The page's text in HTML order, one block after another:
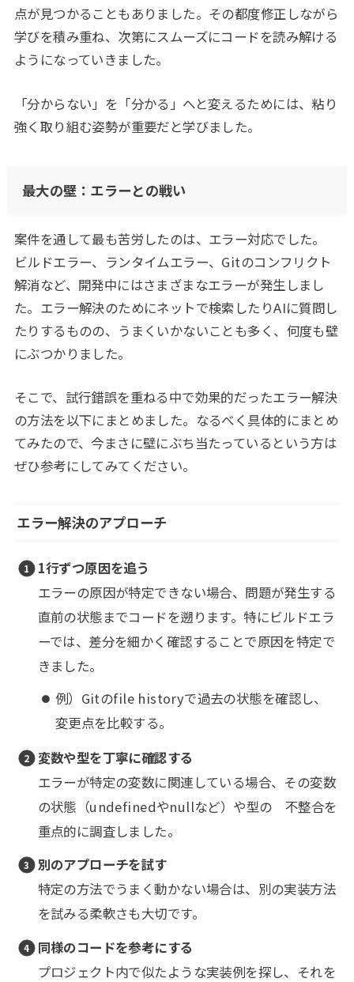
点が見つかることもありました。その都度修正しながら
学びを積み重ね、次第にスムーズにコードを読み解ける
ようになっていきました。
「分からない」を「分かる」へと変えるためには、粘り
強く取り組む姿勢が重要だと学びました。
最大の壁：エラーとの戦い
案件を通して最も苦労したのは、エラー対応でした。
ビルドエラー、ランタイムエラー、Gitのコンフリクト
解消など、開発中にはさまざまなエラーが発生しまし
た。エラー解決のためにネットで検索したりAIに質問し
たりするものの、うまくいかないことも多く、何度も壁
にぶつかりました。
そこで、試行錯誤を重ねる中で効果的だったエラー解決
の方法を以下にまとめました。なるべく具体的にまとめ
てみたので、今まさに壁にぶち当たっているという方は
ぜひ参考にしてみてください。
エラー解決のアプローチ
1行ずつ原因を追う
エラーの原因が特定できない場合、問題が発生する
直前の状態までコードを遡ります。特にビルドエラ
ーでは、差分を細かく確認することで原因を特定で
きました。
例）Gitのfile historyで過去の状態を確認し、
変更点を比較する。
変数や型を丁寧に確認する
エラーが特定の変数に関連している場合、その変数
の状態（undefinedやnullなど）や型の 不整合を
重点的に調査しました。
別のアプローチを試す
特定の方法でうまく動かない場合は、別の実装方法
を試みる柔軟さも大切です。
同様のコードを参考にする
プロジェクト内で似たような実装例を探し、それを